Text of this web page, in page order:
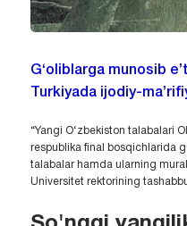
G‘oliblarga munosib
Turkiyada ijodiy-
“Yangi O‘zbekiston talabalari
respublika final bosqichlarida
talabalar hamda ularning
Universitet rektorining